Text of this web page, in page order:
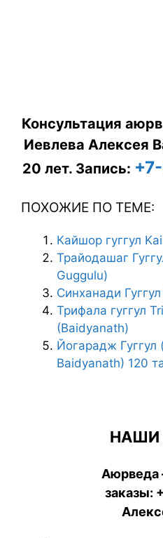
Консультация
Иевлева Алексея
20 лет. Запись:
ПОХОЖИЕ ПО ТЕМЕ:
Кайшор гуггул
Трайодашаг
Guggulu)
Синханади
Трифала гуггул
(Baidyanath)
Йогарадж Гуггул
Baidyanath) 120
НАШИ
Аюрведа
заказы: